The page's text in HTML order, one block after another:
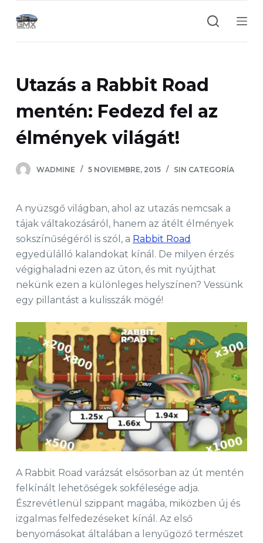
a
c
n
n
d
o
Utazás a Rabbit Road
mentén: Fedezd fel az
élmények világát!
WADMINE 5 NOVIEMBRE, 2015 SIN CATEGORÍA
A nyüzsgő világban, ahol az utazás nemcsak a
tájak váltakozásáról, hanem az átélt élmények
sokszínűségéről is szól, a Rabbit Road
egyedülálló kalandokat kínál. De milyen érzés
végighaladni ezen az úton, és mit nyújthat
nekünk ezen a különleges helyszínen? Vessünk
egy pillantást a kulisszák mögé!
A Rabbit Road varázsát elsősorban az út mentén
felkínált lehetőségek sokfélesége adja.
Észrevétlenül szippant magába, miközben új és
izgalmas felfedezéseket kínál. Az első
benyomásokat általában a lenyűgöző természet